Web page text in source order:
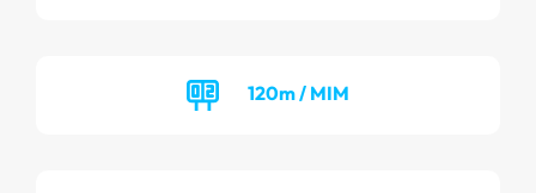
120m / MIM